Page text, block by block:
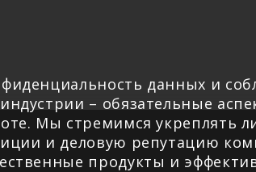
данных и
– обязательные
Мы стремимся укреплять
и деловую репутацию
продукты и